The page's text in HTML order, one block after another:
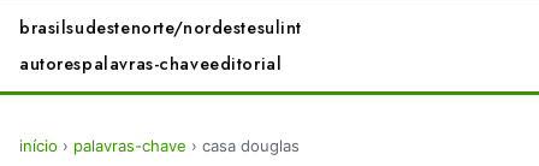
brasilsudestenorte/nordestesulint
autorespalavras-chaveeditorial
início › palavras-chave › casa douglas